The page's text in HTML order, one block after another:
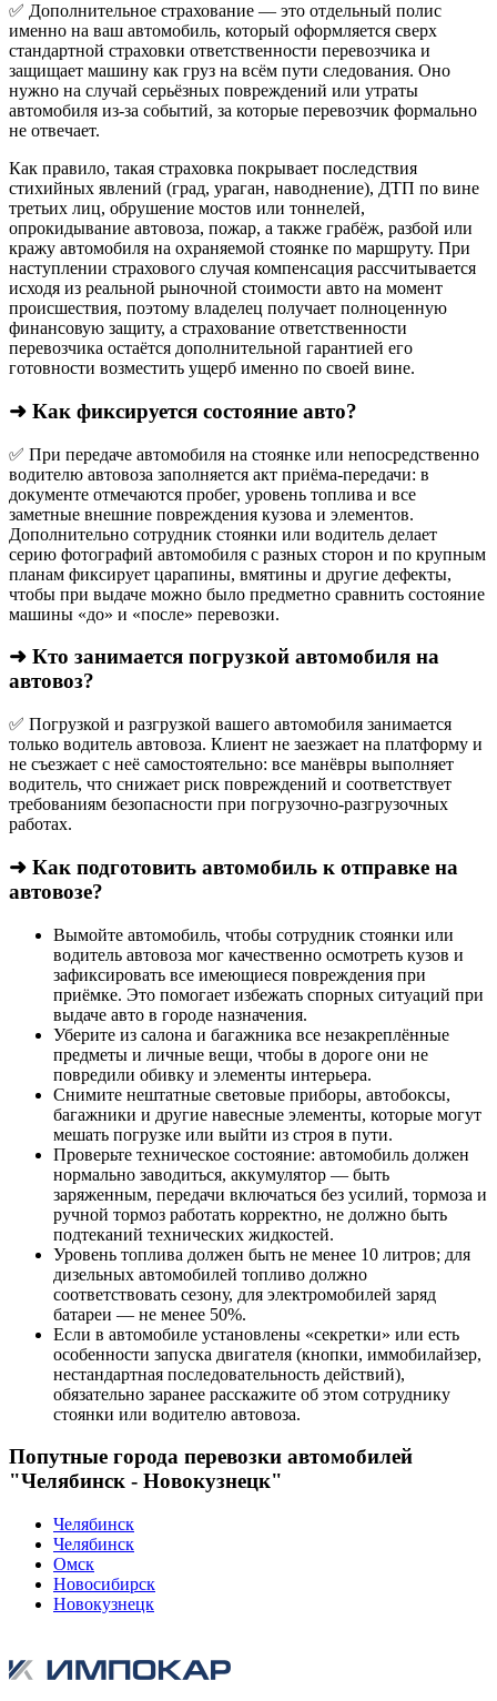
✅ Дополнительное страхование — это отдельный полис
именно на ваш автомобиль, который оформляется сверх
стандартной страховки ответственности перевозчика и
защищает машину как груз на всём пути следования. Оно
нужно на случай серьёзных повреждений или утраты
автомобиля из‑за событий, за которые перевозчик формально
не отвечает.​
Как правило, такая страховка покрывает последствия
стихийных явлений (град, ураган, наводнение), ДТП по вине
третьих лиц, обрушение мостов или тоннелей,
опрокидывание автовоза, пожар, а также грабёж, разбой или
кражу автомобиля на охраняемой стоянке по маршруту. При
наступлении страхового случая компенсация рассчитывается
исходя из реальной рыночной стоимости авто на момент
происшествия, поэтому владелец получает полноценную
финансовую защиту, а страхование ответственности
перевозчика остаётся дополнительной гарантией его
готовности возместить ущерб именно по своей вине.
➜ Как фиксируется состояние авто?
✅ При передаче автомобиля на стоянке или непосредственно
водителю автовоза заполняется акт приёма-передачи: в
документе отмечаются пробег, уровень топлива и все
заметные внешние повреждения кузова и элементов.
Дополнительно сотрудник стоянки или водитель делает
серию фотографий автомобиля с разных сторон и по крупным
планам фиксирует царапины, вмятины и другие дефекты,
чтобы при выдаче можно было предметно сравнить состояние
машины «до» и «после» перевозки.
➜ Кто занимается погрузкой автомобиля на
автовоз?
✅ Погрузкой и разгрузкой вашего автомобиля занимается
только водитель автовоза. Клиент не заезжает на платформу и
не съезжает с неё самостоятельно: все манёвры выполняет
водитель, что снижает риск повреждений и соответствует
требованиям безопасности при погрузочно-разгрузочных
работах.
➜ Как подготовить автомобиль к отправке на
автовозе?
Вымойте автомобиль, чтобы сотрудник стоянки или
водитель автовоза мог качественно осмотреть кузов и
зафиксировать все имеющиеся повреждения при
приёмке. Это помогает избежать спорных ситуаций при
выдаче авто в городе назначения.
Уберите из салона и багажника все незакреплённые
предметы и личные вещи, чтобы в дороге они не
повредили обивку и элементы интерьера.
Снимите нештатные световые приборы, автобоксы,
багажники и другие навесные элементы, которые могут
мешать погрузке или выйти из строя в пути.
Проверьте техническое состояние: автомобиль должен
нормально заводиться, аккумулятор — быть
заряженным, передачи включаться без усилий, тормоза и
ручной тормоз работать корректно, не должно быть
подтеканий технических жидкостей.
Уровень топлива должен быть не менее 10 литров; для
дизельных автомобилей топливо должно
соответствовать сезону, для электромобилей заряд
батареи — не менее 50%.
Если в автомобиле установлены «секретки» или есть
особенности запуска двигателя (кнопки, иммобилайзер,
нестандартная последовательность действий),
обязательно заранее расскажите об этом сотруднику
стоянки или водителю автовоза.
Попутные города перевозки автомобилей
"Челябинск - Новокузнецк"
Челябинск
Челябинск
Омск
Новосибирск
Новокузнецк